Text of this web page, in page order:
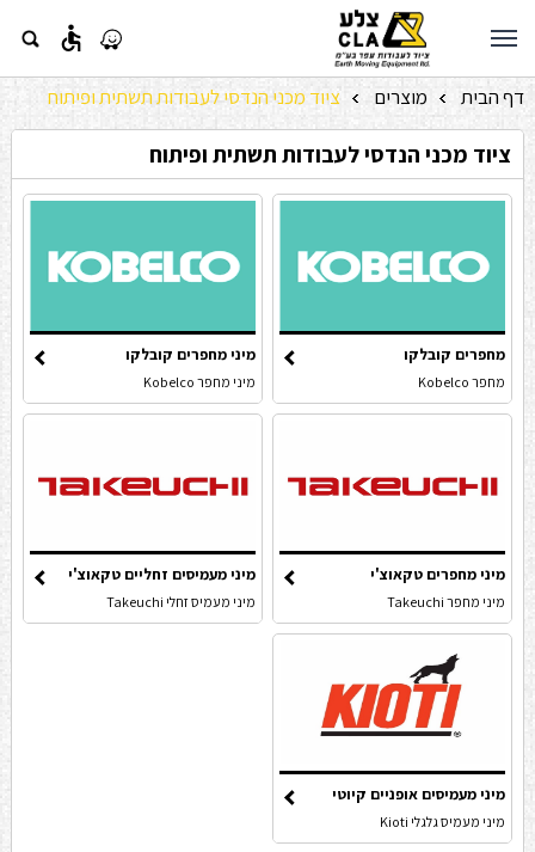
accessible
דף הבית » מוצרים » ציוד מכני הנדסי לעבודות תשתית ופיתוח
ציוד מכני הנדסי לעבודות תשתית ופיתוח
מחפרים קובלקו
מחפר Kobelco
מיני מחפרים קובלקו
מיני מחפר Kobelco
מיני מחפרים טקאוצ'י
מיני מחפר Takeuchi
מיני מעמיסים זחליים טקאוצ'י
מיני מעמיס זחלי Takeuchi
מיני מעמיסים אופניים קיוטי
מיני מעמיס גלגלי Kioti